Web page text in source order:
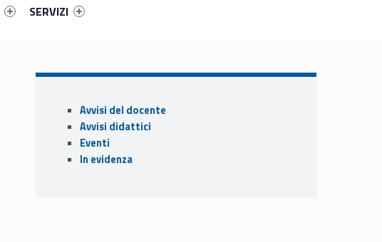
SERVIZI
Sidebar
Avvisi del docente
Avvisi didattici
Eventi
In evidenza